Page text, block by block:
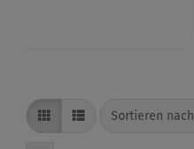
Sortieren nach